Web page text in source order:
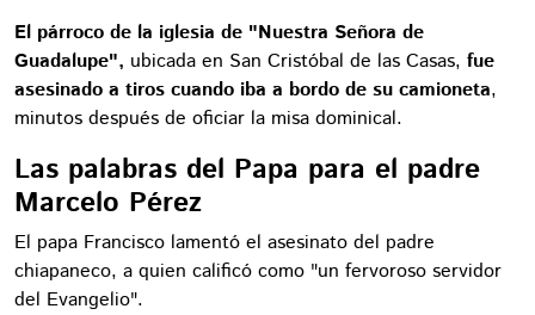
El párroco de la iglesia de "Nuestra Señora de
Guadalupe", ubicada en San Cristóbal de las Casas, fue
asesinado a tiros cuando iba a bordo de su camioneta,
minutos después de oficiar la misa dominical.
Las palabras del Papa para el padre
Marcelo Pérez
El papa Francisco lamentó el asesinato del padre
chiapaneco, a quien calificó como "un fervoroso servidor
del Evangelio".